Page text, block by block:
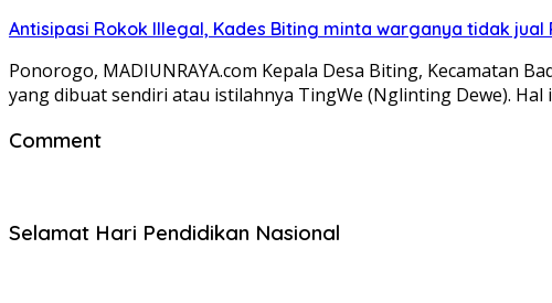
Antisipasi Rokok Illegal, Kades Biting minta warganya tidak jual
Ponorogo, MADIUNRAYA.com Kepala Desa Biting, Kecamatan
yang dibuat sendiri atau istilahnya TingWe (Nglinting Dewe). Hal
Comment
Selamat Hari Pendidikan Nasional